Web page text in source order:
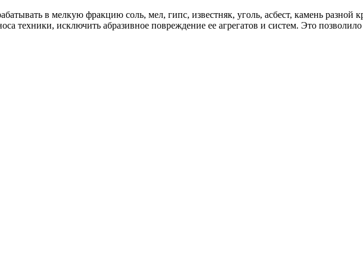
в мелкую фракцию соль, мел, гипс, известняк, уголь, асбест, камень
техники, исключить абразивное повреждение ее агрегатов и систем. Это